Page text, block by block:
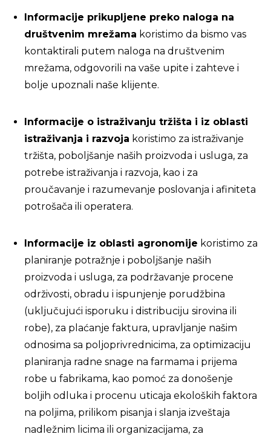
Informacije prikupljene preko naloga na
društvenim mrežama koristimo da bismo vas
kontaktirali putem naloga na društvenim
mrežama, odgovorili na vaše upite i zahteve i
bolje upoznali naše klijente.
Informacije o istraživanju tržišta i iz oblasti
istraživanja i razvoja koristimo za istraživanje
tržišta, poboljšanje naših proizvoda i usluga, za
potrebe istraživanja i razvoja, kao i za
proučavanje i razumevanje poslovanja i afiniteta
potrošača ili operatera.
Informacije iz oblasti agronomije koristimo za
planiranje potražnje i poboljšanje naših
proizvoda i usluga, za podržavanje procene
održivosti, obradu i ispunjenje porudžbina
(uključujući isporuku i distribuciju sirovina ili
robe), za plaćanje faktura, upravljanje našim
odnosima sa poljoprivrednicima, za optimizaciju
planiranja radne snage na farmama i prijema
robe u fabrikama, kao pomoć za donošenje
boljih odluka i procenu uticaja ekoloških faktora
na poljima, prilikom pisanja i slanja izveštaja
nadležnim licima ili organizacijama, za